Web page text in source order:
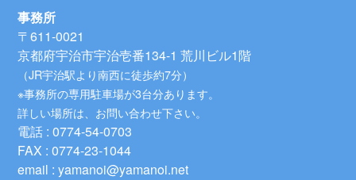
事務所
〒611-0021
京都府宇治市宇治壱番134-1 荒川ビル1階
（JR宇治駅より南西に徒歩約7分）
※事務所の専用駐車場が3台分あります。
詳しい場所は、お問い合わせ下さい。
電話 : 0774-54-0703
FAX : 0774-23-1044
email : yamanoi@yamanoi.net